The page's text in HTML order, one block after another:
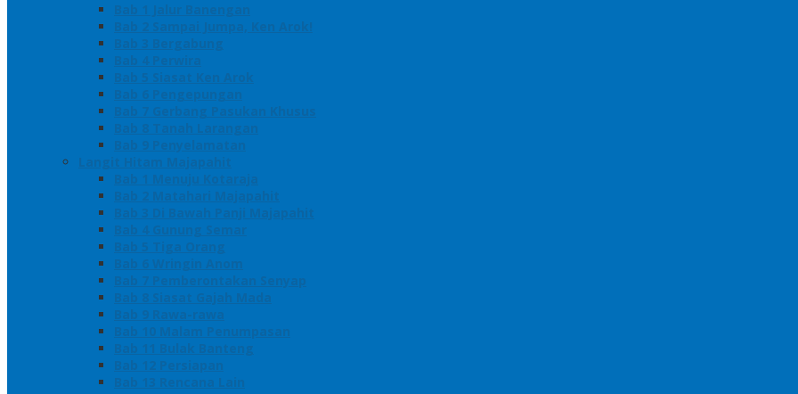
Bab 1 Jalur Banengan
Bab 2 Sampai Jumpa, Ken Arok!
Bab 3 Bergabung
Bab 4 Perwira
Bab 5 Siasat Ken Arok
Bab 6 Pengepungan
Bab 7 Gerbang Pasukan Khusus
Bab 8 Tanah Larangan
Bab 9 Penyelamatan
Langit Hitam Majapahit
Bab 1 Menuju Kotaraja
Bab 2 Matahari Majapahit
Bab 3 Di Bawah Panji Majapahit
Bab 4 Gunung Semar
Bab 5 Tiga Orang
Bab 6 Wringin Anom
Bab 7 Pemberontakan Senyap
Bab 8 Siasat Gajah Mada
Bab 9 Rawa-rawa
Bab 10 Malam Penumpasan
Bab 11 Bulak Banteng
Bab 12 Persiapan
Bab 13 Rencana Lain